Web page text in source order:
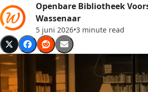
Openbare Bibliotheek
Wassenaar
5 juni 2026•3 minute read